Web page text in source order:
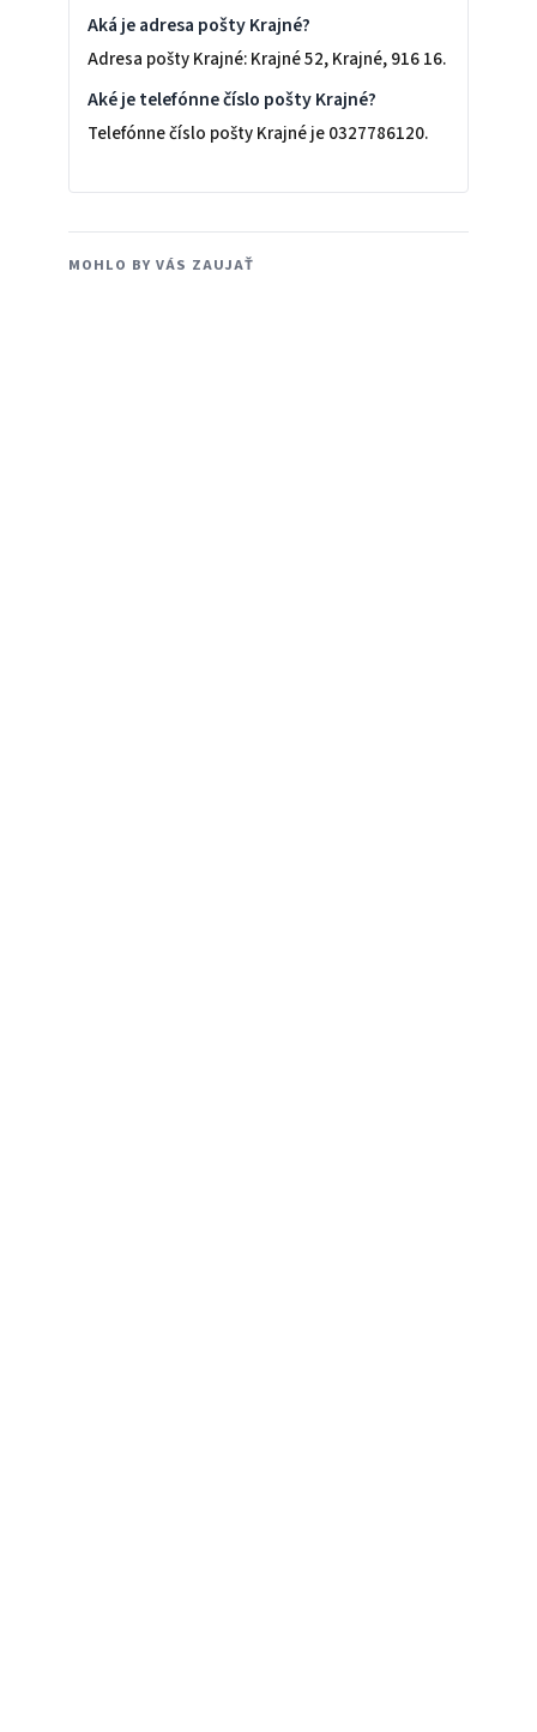
Aká je adresa pošty Krajné?
Adresa pošty Krajné: Krajné 52, Krajné, 916 16.
Aké je telefónne číslo pošty Krajné?
Telefónne číslo pošty Krajné je 0327786120.
MOHLO BY VÁS ZAUJAŤ